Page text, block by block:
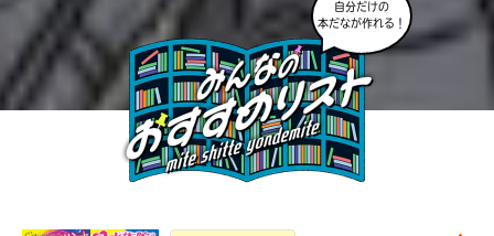
自分だけの
本だなが作れる！